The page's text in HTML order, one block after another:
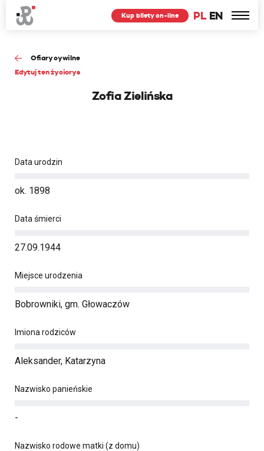
PL EN
Kup bilety on-line
Ofiary cywilne
Edytuj ten życiorys
Zofia Zielińska
Data urodzin
ok. 1898
Data śmierci
27.09.1944
Miejsce urodzenia
Bobrowniki, gm. Głowaczów
Imiona rodziców
Aleksander, Katarzyna
Nazwisko panieńskie
-
Nazwisko rodowe matki (z domu)